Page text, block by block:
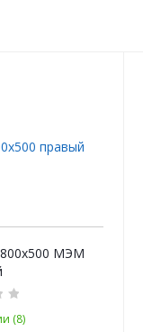
МЭМ
(8)